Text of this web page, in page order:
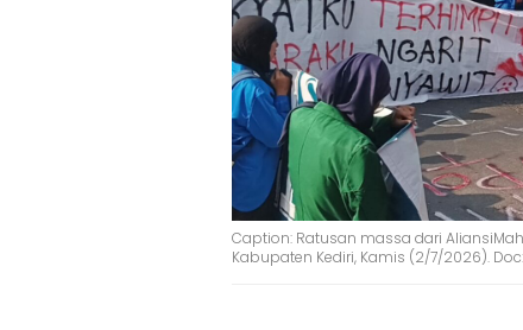
‎‎Caption: Ratusan massa dari
Kabupaten Kediri, Kamis (2/7/2026).